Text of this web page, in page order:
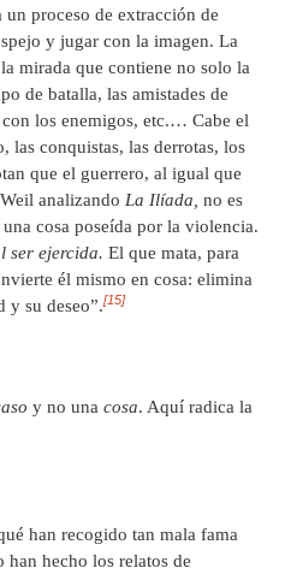
proceso de extracción de
y jugar con la imagen. La
mirada que contiene no solo la
de batalla, las amistades de
los enemigos, etc.… Cabe el
las conquistas, las derrotas, los
que el guerrero, al igual que
analizando La Ilíada, no es
cosa poseída por la violencia.
ser ejercida. El que mata, para
él mismo en cosa: elimina
y su deseo”.[15]
y no una cosa. Aquí radica la
han recogido tan mala fama
han hecho los relatos de